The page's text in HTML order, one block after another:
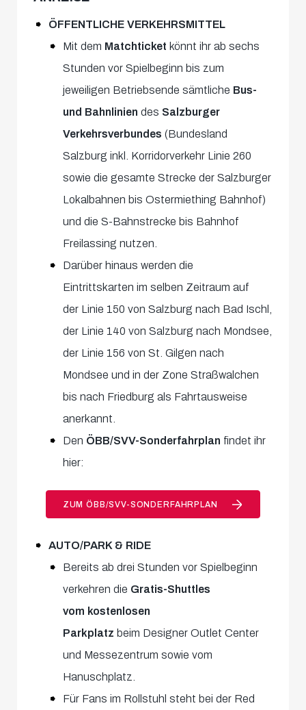
ÖFFENTLICHE VERKEHRSMITTEL
Mit dem Matchticket könnt ihr ab sechs
Stunden vor Spielbeginn bis zum
jeweiligen Betriebsende sämtliche Bus-
und Bahnlinien des Salzburger
Verkehrsverbundes(Bundesland
Salzburg inkl. Korridorverkehr Linie 260
sowie die gesamte Strecke der Salzburger
Lokalbahnen bis Ostermiething Bahnhof)
und die S-Bahnstrecke bis Bahnhof
Freilassing nutzen.
Darüber hinaus werden die
Eintrittskarten im selben Zeitraum auf
der Linie 150 von Salzburg nach Bad Ischl,
der Linie 140 von Salzburg nach Mondsee,
der Linie 156 von St. Gilgen nach
Mondsee und in der Zone Straßwalchen
bis nach Friedburg als Fahrtausweise
anerkannt.
Den ÖBB/SVV-Sonderfahrplan findet ihr
hier:
ZUM ÖBB/SVV-SONDERFAHRPLAN
AUTO/PARK & RIDE
Bereits ab drei Stunden vor Spielbeginn
verkehren die Gratis-Shuttles
vom kostenlosen
Parkplatz beim Designer Outlet Center
und Messezentrum sowie vom
Hanuschplatz.
Für Fans im Rollstuhl steht bei der Red